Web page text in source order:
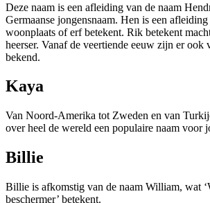
Deze naam is een afleiding van de naam
Germaanse jongensnaam. Hen is een
woonplaats of erf betekent. Rik betekent
heerser. Vanaf de veertiende eeuw zijn er
bekend.
Kaya
Van Noord-Amerika tot Zweden en van
over heel de wereld een populaire naam voor
Billie
Billie is afkomstig van de naam William, wat
beschermer’ betekent.